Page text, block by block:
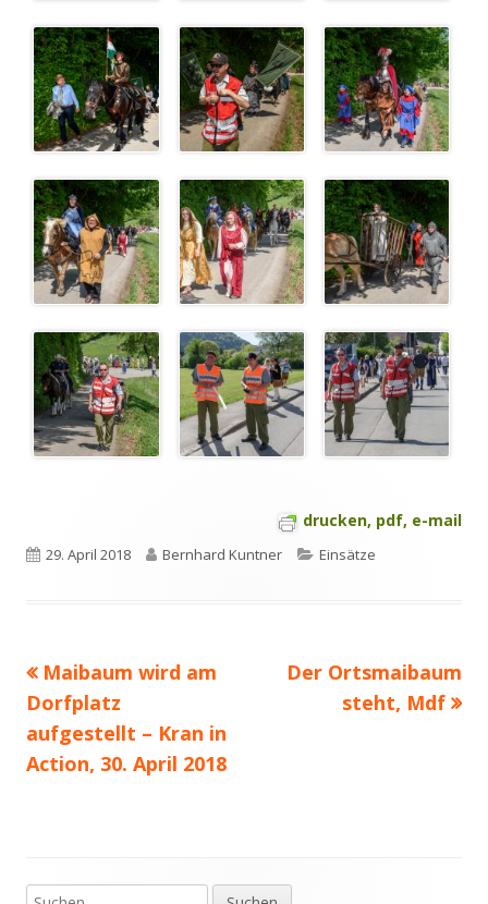
drucken, pdf, e-mail
Veröffentlicht
29. April 2018 Autor
Bernhard Kuntner Kategorien
Einsätze
Beitragsnavigation
Vorheriger
Beitrag:
Maibaum wird am
Dorfplatz
aufgestellt – Kran in
Action, 30. April 2018
Nächster
Beitrag
Der Ortsmaibaum
steht, Mdf
Suchen